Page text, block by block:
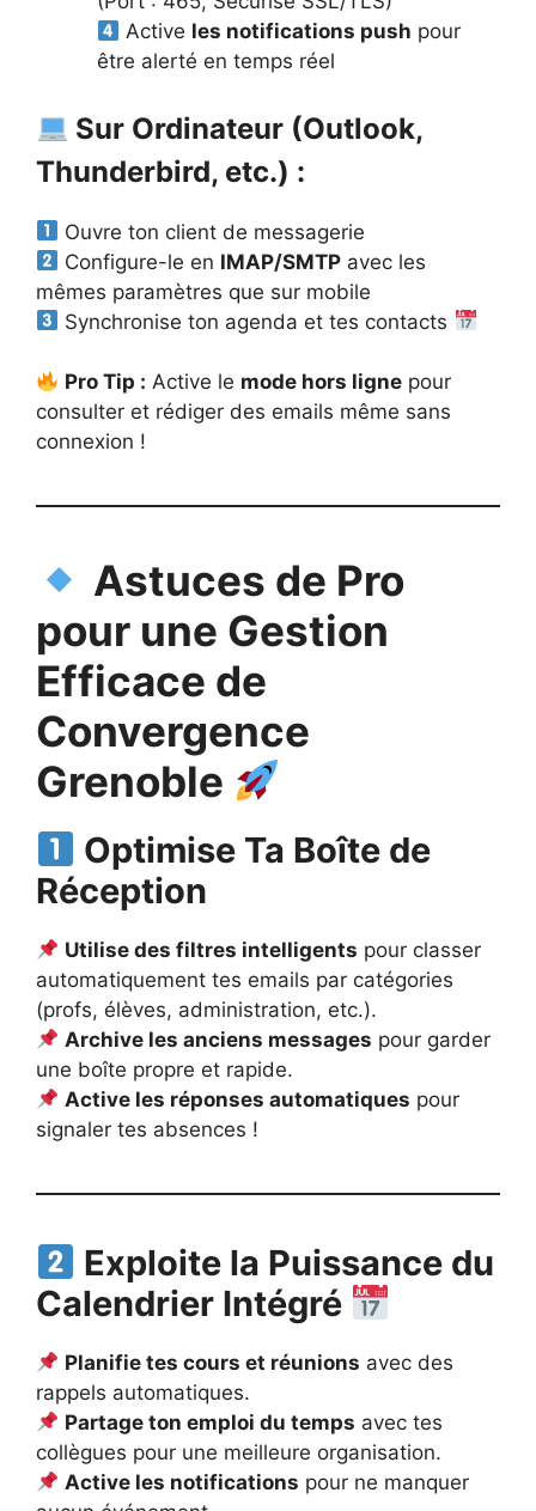
Active les notifications push pour
être alerté en temps réel
Sur Ordinateur (Outlook,
Thunderbird, etc.) :
Ouvre ton client de messagerie
Configure-le en IMAP/SMTP avec les
mêmes paramètres que sur mobile
Synchronise ton agenda et tes contacts
Pro Tip : Active le mode hors ligne pour
consulter et rédiger des emails même sans
connexion !
Astuces de Pro
pour une Gestion
Efficace de
Convergence
Grenoble
Optimise Ta Boîte de
Réception
Utilise des filtres intelligents pour classer
automatiquement tes emails par catégories
(profs, élèves, administration, etc.).
Archive les anciens messages pour garder
une boîte propre et rapide.
Active les réponses automatiques pour
signaler tes absences !
Exploite la Puissance du
Calendrier Intégré
Planifie tes cours et réunions avec des
rappels automatiques.
Partage ton emploi du temps avec tes
collègues pour une meilleure organisation.
Active les notifications pour ne manquer